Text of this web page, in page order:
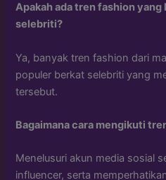
Apakah ada tren fashion
selebriti?
Ya, banyak tren fashion dari
populer berkat selebriti yang
tersebut.
Bagaimana cara mengikuti
Menelusuri akun media sosial
influencer, serta